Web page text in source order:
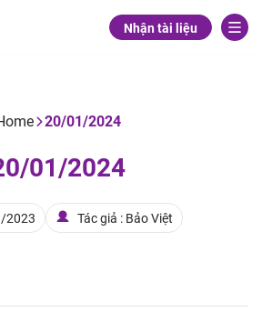
Nhận tài liệu
20/01/2024
01/2024
2023 Tác giả : Bảo Việt